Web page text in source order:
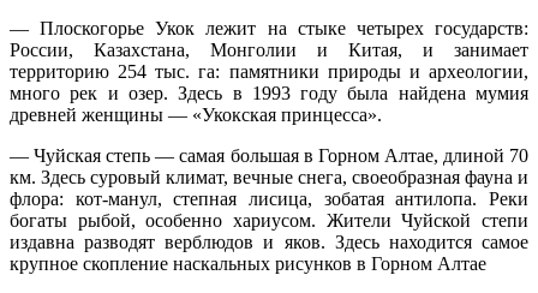
— Плоскогорье Укок лежит на стыке четырех государств:
России, Казахстана, Монголии и Китая, и занимает
территорию 254 тыс. га: памятники природы и археологии,
много рек и озер. Здесь в 1993 году была найдена мумия
древней женщины — «Укокская принцесса».
— Чуйская степь — самая большая в Горном Алтае, длиной 70
км. Здесь суровый климат, вечные снега, своеобразная фауна и
флора: кот-манул, степная лисица, зобатая антилопа. Реки
богаты рыбой, особенно хариусом. Жители Чуйской степи
издавна разводят верблюдов и яков. Здесь находится самое
крупное скопление наскальных рисунков в Горном Алтае